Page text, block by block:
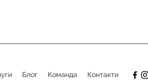
Блог Команда Контакти